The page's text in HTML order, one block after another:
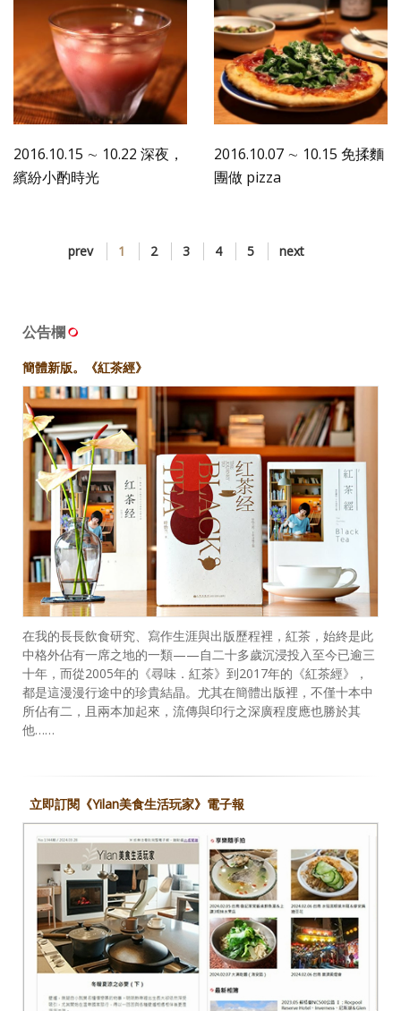
2016.10.15 ∼ 10.22 深夜，
繽紛小酌時光
2016.10.07 ∼ 10.15 免揉麵
團做 pizza
prev 1 2 3 4 5 next
公告欄
簡體新版。《紅茶經》
在我的長長飲食研究、寫作生涯與出版歷程裡，紅茶，始終是此
中格外佔有一席之地的一類——自二十多歲沉浸投入至今已逾三
十年，而從2005年的《尋味．紅茶》到2017年的《紅茶經》，
都是這漫漫行途中的珍貴結晶。尤其在簡體出版裡，不僅十本中
所佔有二，且兩本加起來，流傳與印行之深廣程度應也勝於其
他……
立即訂閱《Yilan美食生活玩家》電子報